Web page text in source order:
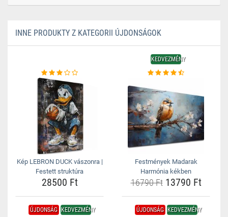
INNE PRODUKTY Z KATEGORII ÚJDONSÁGOK
Kép LEBRON DUCK vászonra |
Festett struktúra
28500 Ft
KEDVEZMÉNY
Festmények Madarak
Harmónia kékben
16790 Ft13790 Ft
ÚJDONSÁG KEDVEZMÉNY ÚJDONSÁG KEDVEZMÉNY